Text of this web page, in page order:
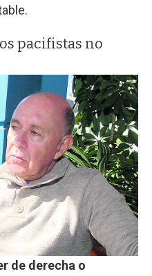
pacifistas no
de derecha o